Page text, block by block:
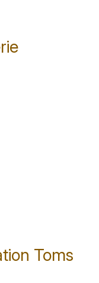
Toms